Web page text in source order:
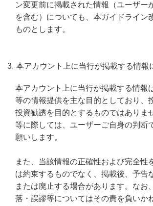
ン変更前に掲載された情報（ユーザー
を含む）についても、本ガイドライン
ものとします。
本アカウント上に当行が掲載する情報
本アカウント上に当行が掲載する情報
等の情報提供を主な目的としており、
投資勧誘を目的とするものではありま
等に際しては、ユーザーご自身の判断
願いします。
また、当該情報の正確性および完全性
は約束するものでなく、掲載後、予告
または廃止する場合があります。なお
落・誤謬等についてはその責を負いか